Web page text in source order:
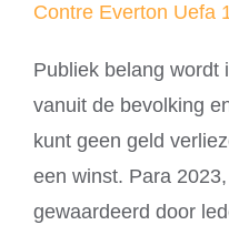
Contre Everton Uefa
Publiek belang wordt
vanuit de bevolking
kunt geen geld
een winst. Para
gewaardeerd door